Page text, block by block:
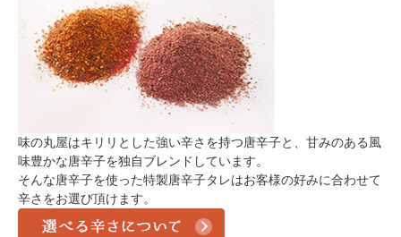
味の丸屋はキリリとした強い辛さを持つ唐辛子と、甘みのある風
味豊かな唐辛子を独自ブレンドしています。
そんな唐辛子を使った特製唐辛子タレはお客様の好みに合わせて
辛さをお選び頂けます。